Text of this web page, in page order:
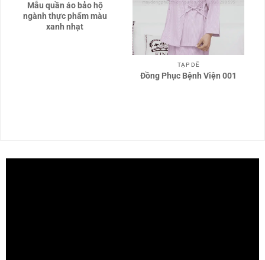
Mẫu quần áo bảo hộ
ngành thực phẩm màu
xanh nhạt
TẠP DỀ
Đồng Phục Bệnh Viện 001